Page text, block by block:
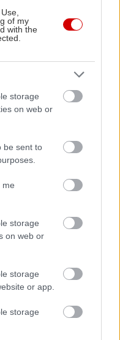
of my
with the
storage
on web or
be sent to
me
storage
on web or
storage
or app.
storage
αλλά όχι λεσβίες.
στην οποία
την ισότητα στην
Ευρωπαϊκή Ένωση
τις λεσβίες. Μας
παλιά, και γι’
την κακοποίηση
που διοργανώθηκε
αν υπήρχαν
τους, μου είπαν
οπότε τις
θα λάβει μια
χιλιάδες
μόνο δύο, και γι’